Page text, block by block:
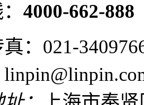
4000-662-888
：021-